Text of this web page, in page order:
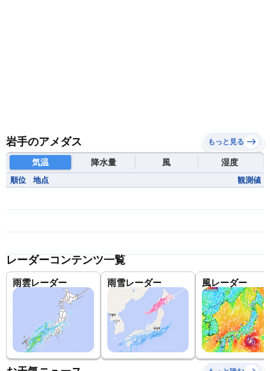
岩手のアメダス もっと見る
気温 降水量 風 湿度
順位 地点 観測値
レーダーコンテンツ一覧
雨雲レーダー 雨雪レーダー 風レーダー